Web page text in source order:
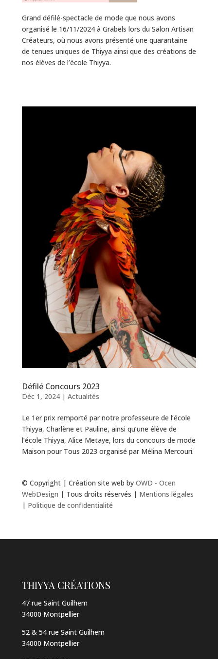
Grand défilé-spectacle de mode que nous avons
organisé le 16/11/2024 à Grabels lors du Salon Artisan
Créateurs, où nous avons présenté une quarantaine
de tenues uniques de Thiyya ainsi que des créations de
nos élèves de l’école Thiyya.
Défilé Concours 2023
Déc 1, 2024| Actualités
Le 1er prix remporté par notre professeure de l’école
Thiyya, Charlène et Pauline, ainsi qu’une élève de
l’école Thiyya, Alice Metaye, lors du concours de mode
Maison pour Tous 2023 organisé par Mélina Mercouri.
© Copyright | Création site web by OWD - Ocen
WebDesign | Tous droits réservés | Mentions légales
| Politique de confidentialité
THIYYA CRÉATIONS
47 rue Saint Guilhem
34000 Montpellier
52 & 54 rue Saint Guilhem
34000 Montpellier